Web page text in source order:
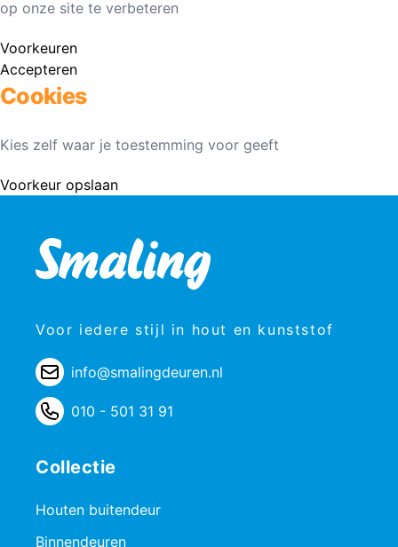
op onze site te verbeteren
Voorkeuren
Accepteren
Cookies
Kies zelf waar je toestemming voor geeft
Voorkeur opslaan
Voor iedere stijl in hout en kunststof
info@smalingdeuren.nl
010 - 501 31 91
Collectie
Houten buitendeur
Binnendeuren